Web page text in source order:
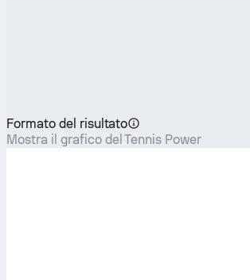
Formato del risultato
Mostra il grafico del Tennis Power